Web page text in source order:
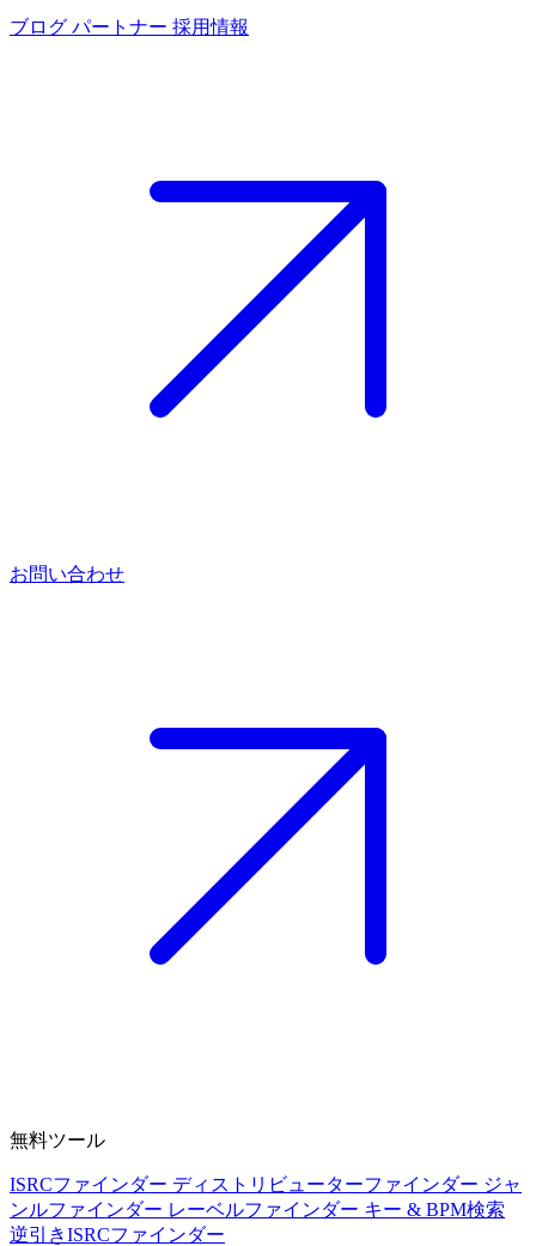
ブログ パートナー 採用情報
お問い合わせ
無料ツール
ISRCファインダー ディストリビューターファインダー ジャ
ンルファインダー レーベルファインダー キー & BPM検索
逆引きISRCファインダー